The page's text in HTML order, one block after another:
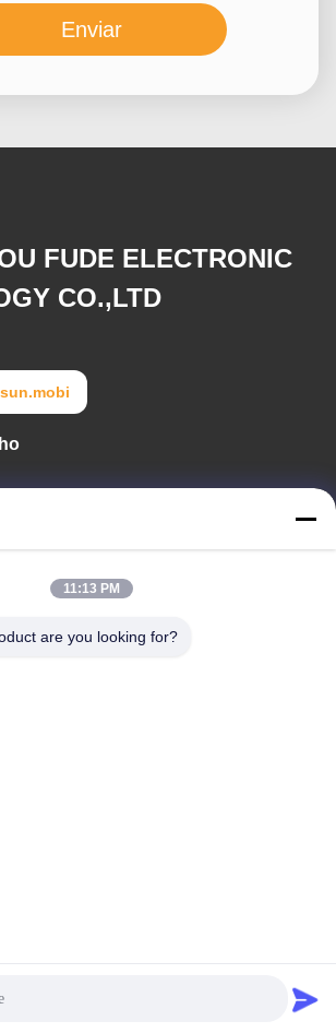
Enviar
FUDE ELECTRONIC
CO.,LTD
Pingxi, cidade de Huashan, distrito de
de privacidade
11:13 PM
are you looking for?